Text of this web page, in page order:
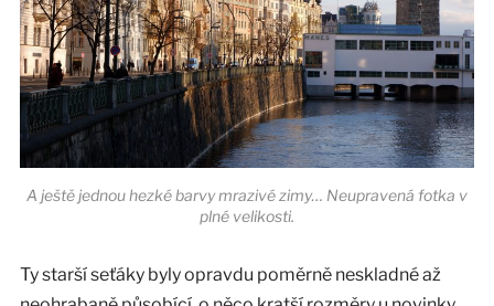
A ještě jednou hezké barvy mrazivé zimy… Neupravená fotka v
plné velikosti.
Ty starší seťáky byly opravdu poměrně neskladné až